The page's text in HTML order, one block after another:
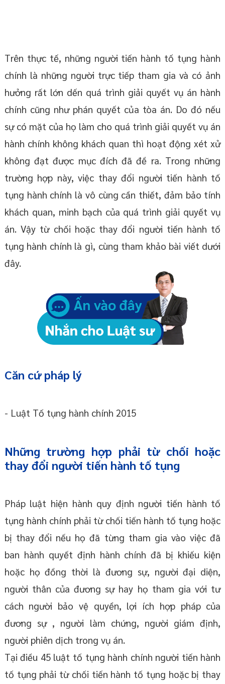
Trên thực tế, những người tiến hành tố tụng hành
chính là những người trực tiếp tham gia và có ảnh
hưởng rất lớn dến quá trình giải quyết vụ án hành
chính cũng như phán quyết của tòa án. Do đó nếu
sự có mặt của họ làm cho quá trình giải quyết vụ án
hành chính không khách quan thì hoạt động xét xử
không đạt được mục đích đã đề ra. Trong những
trường hợp này, việc thay đổi người tiến hành tố
tụng hành chính là vô cùng cần thiết, đảm bảo tính
khách quan, minh bạch của quá trình giải quyết vụ
án. Vậy từ chối hoặc thay đổi người tiến hành tố
tụng hành chính là gì, cùng tham khảo bài viết dưới
đây.
Căn cứ pháp lý
- Luật Tố tụng hành chính 2015
Những trường hợp phải từ chối hoặc
thay đổi người tiến hành tố tụng
Pháp luật hiện hành quy định người tiến hành tố
tụng hành chính phải từ chối tiến hành tố tụng hoặc
bị thay đổi nếu họ đã từng tham gia vào việc đã
ban hành quyết định hành chính đã bị khiếu kiện
hoặc họ đồng thời là đương sự, người đại diện,
người thân của đương sự hay họ tham gia với tư
cách người bảo vệ quyền, lợi ích hợp pháp của
đương sự , người làm chứng, người giám định,
người phiên dịch trong vụ án.
Tại điều 45 luật tố tụng hành chính người tiến hành
tố tụng phải từ chối tiến hành tố tụng hoặc bị thay